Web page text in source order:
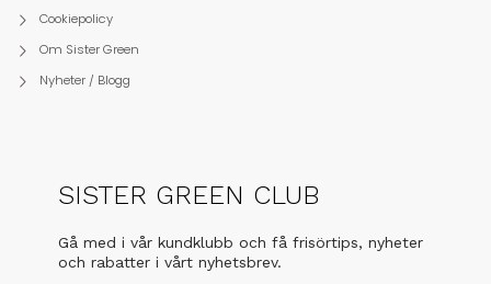
Cookiepolicy
Om Sister Green
Nyheter / Blogg